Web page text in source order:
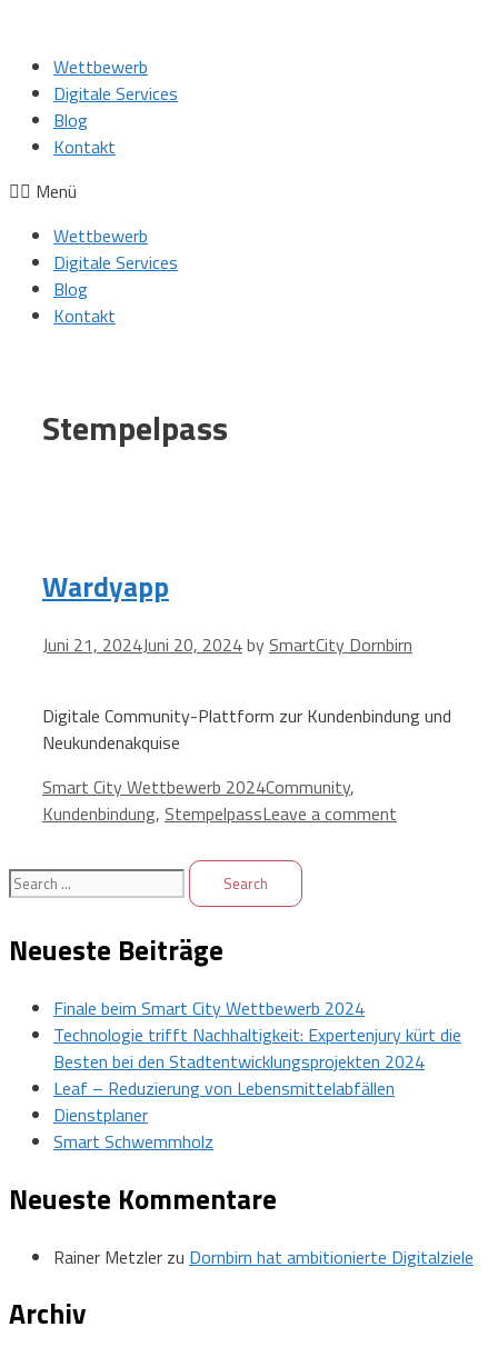
Wettbewerb
Digitale Services
Blog
Kontakt
Menü
Wettbewerb
Digitale Services
Blog
Kontakt
Stempelpass
Wardyapp
Juni 21, 2024Juni 20, 2024by SmartCity Dornbirn
Digitale Community-Plattform zur Kundenbindung und
Neukundenakquise
Categories
Smart City Wettbewerb 2024Tags
Community,
Kundenbindung, StempelpassLeave a comment
Search
for:
Neueste Beiträge
Finale beim Smart City Wettbewerb 2024
Technologie trifft Nachhaltigkeit: Expertenjury kürt die
Besten bei den Stadtentwicklungsprojekten 2024
Leaf – Reduzierung von Lebensmittelabfällen
Dienstplaner
Smart Schwemmholz
Neueste Kommentare
Rainer Metzler zu Dornbirn hat ambitionierte Digitalziele
Archiv